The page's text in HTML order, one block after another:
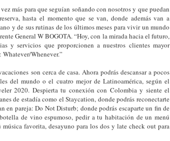
más para que seguían soñando con nosotros y que puedan
hasta el momento que se van, donde además van a
y de sus rutinas de los últimos meses para vivir un mundo
General W BOGOTA. “Hoy, con la mirada hacia el futuro,
y servicios que proporcionen a nuestros clientes mayor
Whatever/Whenever.”
son cerca de casa. Ahora podrás descansar a pocos
del mundo o el cuatro mejor de Latinoamérica, según el
2020. Despierta tu conexión con Colombia y siente el
de estadía como el Staycation, donde podrás reconectarte
en pareja: Do Not Disturb; donde podrás escaparte un fin de
de vino espumoso, pedir a tu habitación de un menú
favorita, desayuno para los dos y late check out para